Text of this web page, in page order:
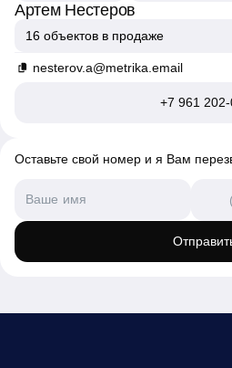
Артем Нестеров
16 объектов в продаже
nesterov.a@metrika.email
+7 961 202-
Оставьте свой номер и я Вам